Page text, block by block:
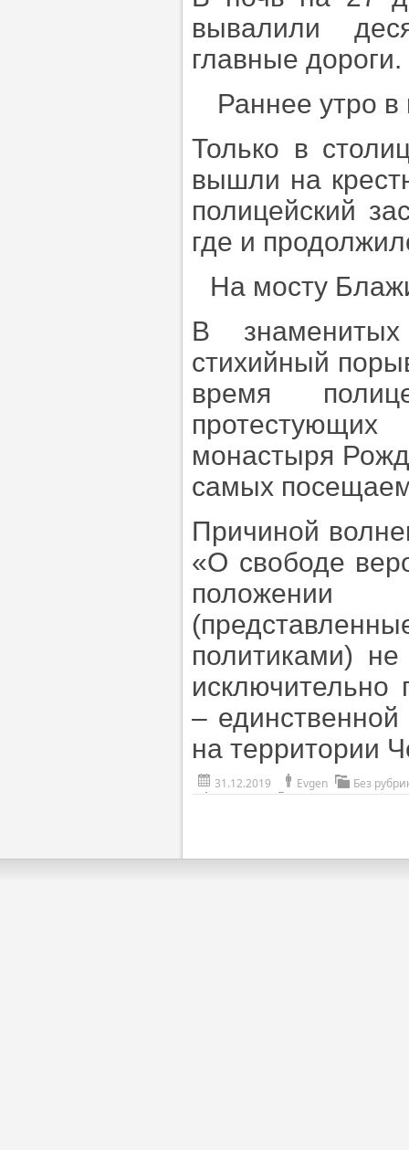
вывалили
главные дороги.
Раннее утро в
Только в
вышли на
полицейский
где и
На мосту
В
стихийный
время
монастыря
самых
Причиной
«О свободе
положении
политиками)
исключительно
–
на территории
31.12.2019 Evgen Без